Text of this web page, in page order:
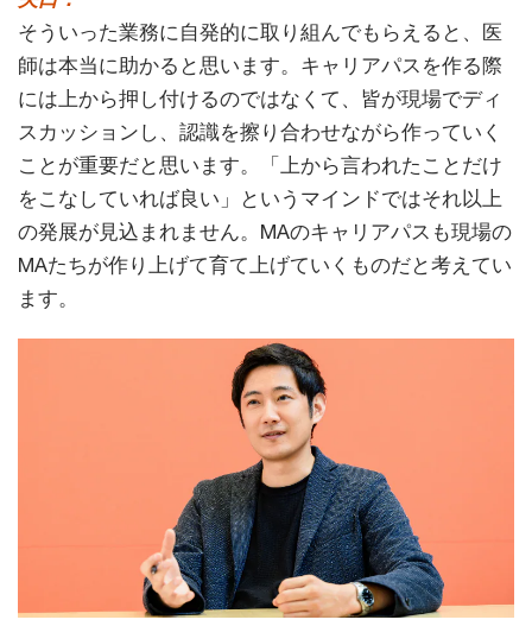
そういった業務に自発的に取り組んでもらえると、医
師は本当に助かると思います。キャリアパスを作る際
には上から押し付けるのではなくて、皆が現場でディ
スカッションし、認識を擦り合わせながら作っていく
ことが重要だと思います。「上から言われたことだけ
をこなしていれば良い」というマインドではそれ以上
の発展が見込まれません。MAのキャリアパスも現場の
MAたちが作り上げて育て上げていくものだと考えてい
ます。